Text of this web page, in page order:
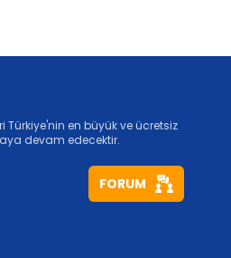
en büyük ve ücretsiz
devam edecektir.
FORUM